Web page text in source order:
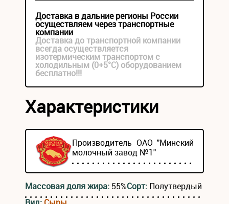
Доставка в дальние регионы России
осуществляем через транспортные
компании
Доставка до транспортной компании
всегда осуществляется
изотермическим транспортом с
холодильным (0+5°С) оборудованием
бесплатно!!!
Характеристики
Производитель ОАО "Минский
молочный завод №1"
Массовая доля жира: 55%Сорт: Полутвердый